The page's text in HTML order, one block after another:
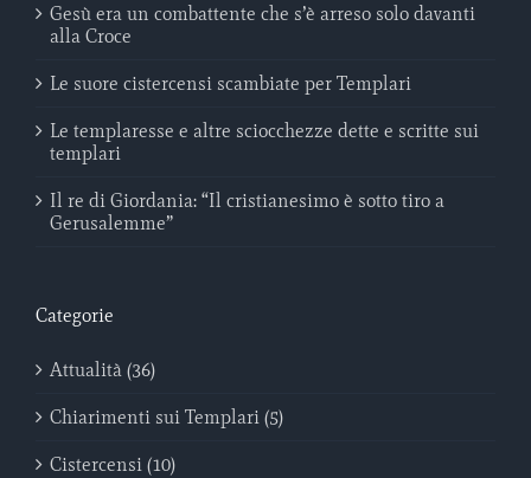
Gesù era un combattente che s’è arreso solo davanti
alla Croce
Le suore cistercensi scambiate per Templari
Le templaresse e altre sciocchezze dette e scritte sui
templari
Il re di Giordania: “Il cristianesimo è sotto tiro a
Gerusalemme”
Categorie
Attualità (36)
Chiarimenti sui Templari (5)
Cistercensi (10)